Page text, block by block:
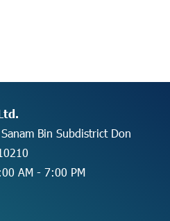
Bin Subdistrict Don
AM - 7:00 PM